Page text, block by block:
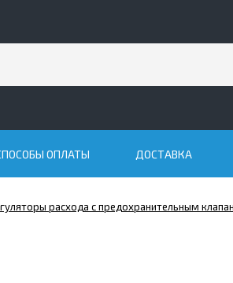
ОПЛАТЫ ДОСТАВКА
расхода с предохранительным